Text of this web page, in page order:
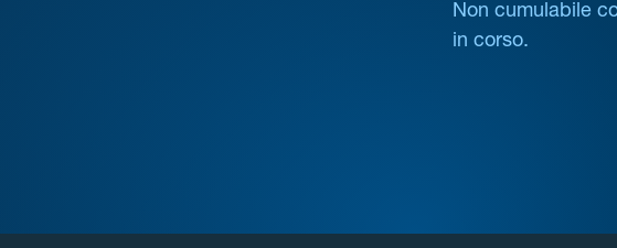
Non cumulabile
in corso.